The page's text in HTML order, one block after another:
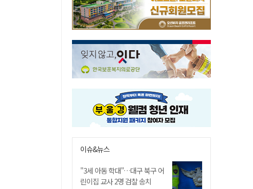
이슈&뉴스
"3세 아동 학대"…대구 북구 어
린이집 교사 2명 검찰 송치